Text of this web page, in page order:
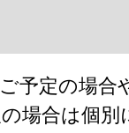
予定の場合
場合は個別